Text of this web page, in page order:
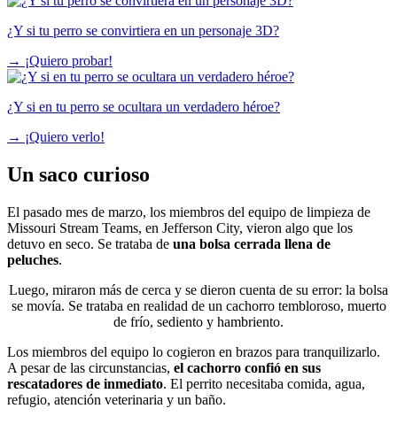
¿Y si tu perro se convirtiera en un personaje 3D?
→ ¡Quiero probar!
¿Y si en tu perro se ocultara un verdadero héroe?
→ ¡Quiero verlo!
Un saco curioso
El pasado mes de marzo, los miembros del equipo de limpieza de
Missouri Stream Teams, en Jefferson City, vieron algo que los
detuvo en seco. Se trataba de una bolsa cerrada llena de
peluches.
Luego, miraron más de cerca y se dieron cuenta de su error: la bolsa
se movía. Se trataba en realidad de un cachorro tembloroso, muerto
de frío, sediento y hambriento.
Los miembros del equipo lo cogieron en brazos para tranquilizarlo.
A pesar de las circunstancias, el cachorro confió en sus
rescatadores de inmediato. El perrito necesitaba comida, agua,
refugio, atención veterinaria y un baño.